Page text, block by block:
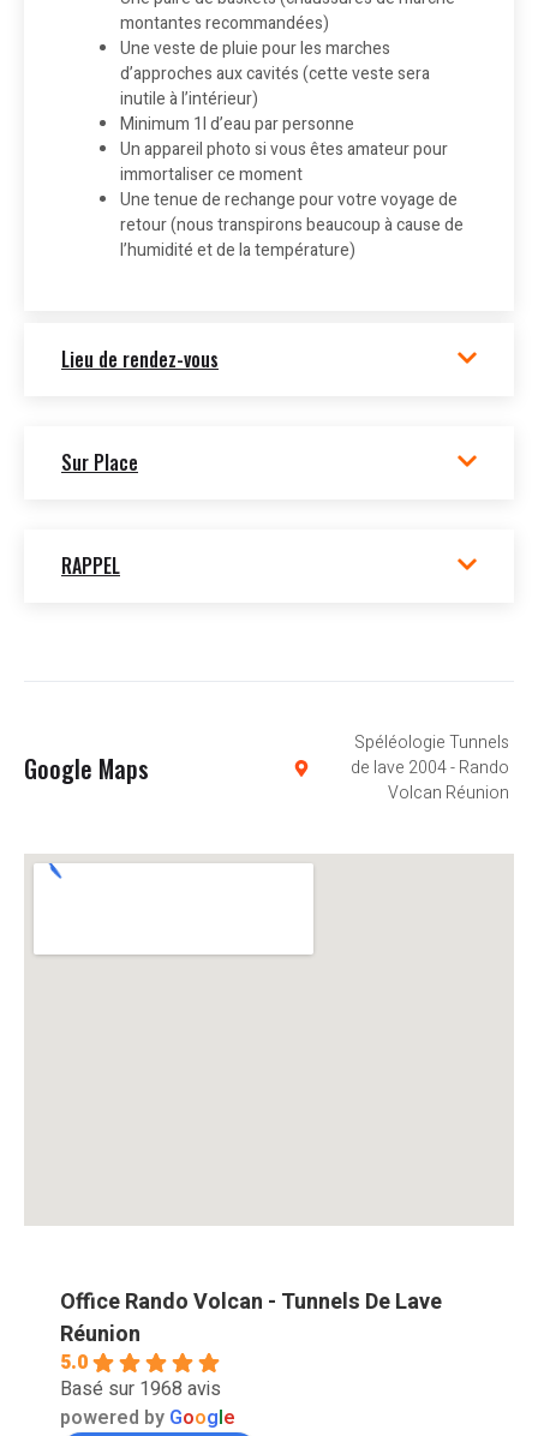
montantes recommandées)
Une veste de pluie pour les marches
d’approches aux cavités (cette veste sera
inutile à l’intérieur)
Minimum 1l d’eau par personne
Un appareil photo si vous êtes amateur pour
immortaliser ce moment
Une tenue de rechange pour votre voyage de
retour (nous transpirons beaucoup à cause de
l’humidité et de la température)
Lieu de rendez-vous
Sur Place
RAPPEL
Google Maps
Spéléologie Tunnels
de lave 2004 - Rando
Volcan Réunion
Office Rando Volcan - Tunnels De Lave
Réunion
5.0
Basé sur 1968 avis
powered by Google